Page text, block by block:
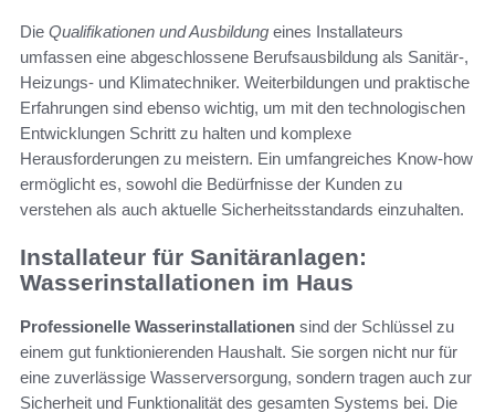
Die Qualifikationen und Ausbildung eines Installateurs
umfassen eine abgeschlossene Berufsausbildung als Sanitär-,
Heizungs- und Klimatechniker. Weiterbildungen und praktische
Erfahrungen sind ebenso wichtig, um mit den technologischen
Entwicklungen Schritt zu halten und komplexe
Herausforderungen zu meistern. Ein umfangreiches Know-how
ermöglicht es, sowohl die Bedürfnisse der Kunden zu
verstehen als auch aktuelle Sicherheitsstandards einzuhalten.
Installateur für Sanitäranlagen:
Wasserinstallationen im Haus
Professionelle Wasserinstallationen sind der Schlüssel zu
einem gut funktionierenden Haushalt. Sie sorgen nicht nur für
eine zuverlässige Wasserversorgung, sondern tragen auch zur
Sicherheit und Funktionalität des gesamten Systems bei. Die